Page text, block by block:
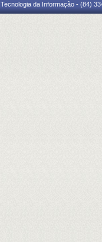
da Informação - (84)